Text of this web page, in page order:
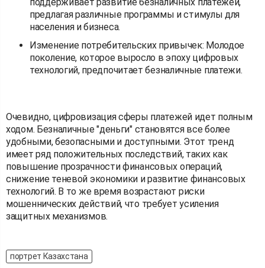
предлагая различные программы и стимулы для
населения и бизнеса.
Изменение потребительских привычек: Молодое
поколение, которое выросло в эпоху цифровых
технологий, предпочитает безналичные платежи.
Очевидно, цифровизация сферы платежей идет полным
ходом. Безналичные "деньги" становятся все более
удобными, безопасными и доступными. Этот тренд
имеет ряд положительных последствий, таких как
повышение прозрачности финансовых операций,
снижение теневой экономики и развитие финансовых
технологий. В то же время возрастают риски
мошеннических действий, что требует усиления
защитных механизмов.
портрет Казахстана